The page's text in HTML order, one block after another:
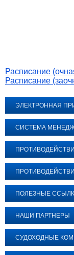
Расписание
Расписание
ЭЛЕКТРОННАЯ
СИСТЕМА
ПОЛЕЗНЫЕ
НАШИ ПАРТНЕРЫ
СУДОХОДНЫЕ